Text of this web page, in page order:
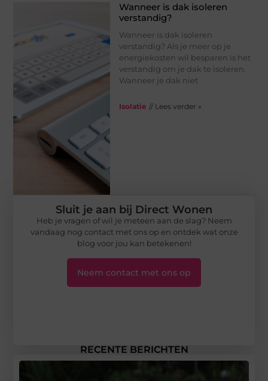
Wanneer is dak isoleren
verstandig?
Wanneer is dak isoleren
verstandig? Als je meer op je
energiekosten wil besparen is het
verstandig om je dak te isoleren.
Wanneer je dak niet
Isolatie // Lees verder »
RECENTE BERICHTEN
Sluit je aan bij Direct Wonen
Heb je vragen of wil je meteen aan de slag? Neem
vandaag nog contact met ons op en ontdek wat onze
blog voor jou kan betekenen!
Neem contact met ons op